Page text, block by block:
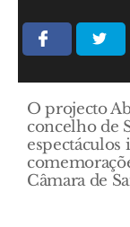
O projecto
concelho de
espectáculos
Câmara de